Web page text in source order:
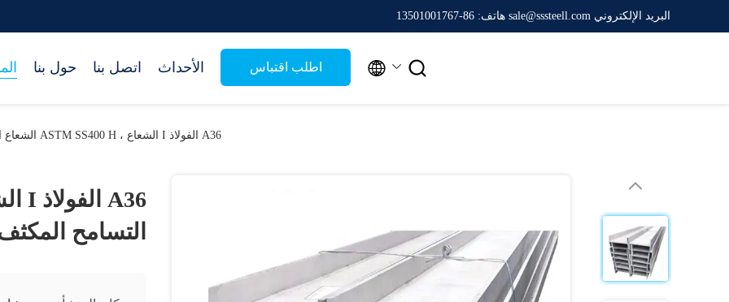
البريد الإلكتروني sale@sssteell.com هاتف: 86-13501001767
حول بنا اتصل بنا الأحداث اطلب اقتباس  
A36 الفولاذ I الشعاع ، ASTM SS400 H الشعاع التسامح المكثف ± 1٪
التسامح المكثف